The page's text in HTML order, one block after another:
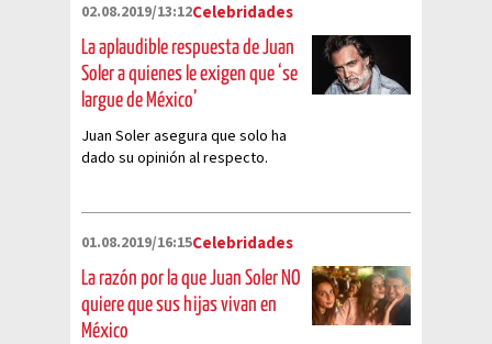
02.08.2019/13:12Celebridades
La aplaudible respuesta de Juan
Soler a quienes le exigen que ‘se
largue de México’
Juan Soler asegura que solo ha
dado su opinión al respecto.
01.08.2019/16:15Celebridades
La razón por la que Juan Soler NO
quiere que sus hijas vivan en
México